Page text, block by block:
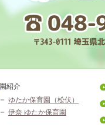
園紹介
ゆたか保育園（松伏）
伊奈 ゆたか保育園